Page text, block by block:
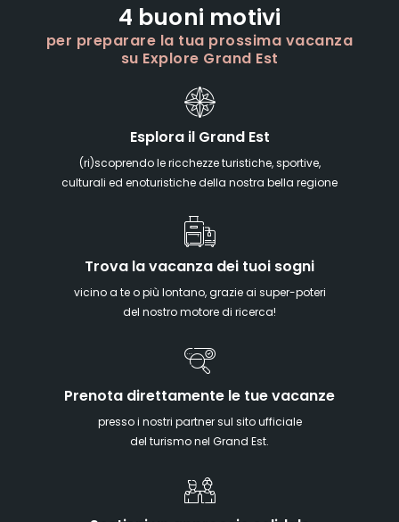
4 buoni motivi
per preparare la tua prossima vacanza
su Explore Grand Est
Esplora il Grand Est
(ri)scoprendo le ricchezze turistiche, sportive,
culturali ed enoturistiche della nostra bella regione
Trova la vacanza dei tuoi sogni
vicino a te o più lontano, grazie ai super-poteri
del nostro motore di ricerca!
Prenota direttamente le tue vacanze
presso i nostri partner sul sito ufficiale
del turismo nel Grand Est.